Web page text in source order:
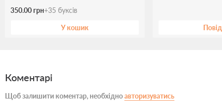
350.00 грн+35 буксів
У кошик
Коментарі
Щоб залишити коментар, необхідноавторизуватись